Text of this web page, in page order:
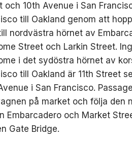
och 10th Avenue i San
till Oakland genom att
nordvästra hörnet av
Street och Larkin Street.
i det sydöstra hörnet av
till Oakland är 11th Street
i San Francisco.
på market och följa den
Embarcadero och Market
Gate Bridge.